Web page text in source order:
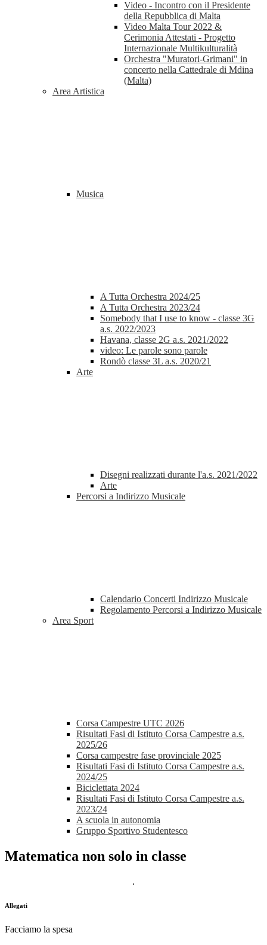
Video - Incontro con il Presidente
della Repubblica di Malta
Video Malta Tour 2022 &
Cerimonia Attestati - Progetto
Internazionale Multikulturalità
Orchestra "Muratori-Grimani" in
concerto nella Cattedrale di Mdina
(Malta)
Area Artistica
Musica
A Tutta Orchestra 2024/25
A Tutta Orchestra 2023/24
Somebody that I use to know - classe 3G
a.s. 2022/2023
Havana, classe 2G a.s. 2021/2022
video: Le parole sono parole
Rondò classe 3L a.s. 2020/21
Arte
Disegni realizzati durante l'a.s. 2021/2022
Arte
Percorsi a Indirizzo Musicale
Calendario Concerti Indirizzo Musicale
Regolamento Percorsi a Indirizzo Musicale
Area Sport
Corsa Campestre UTC 2026
Risultati Fasi di Istituto Corsa Campestre a.s.
2025/26
Corsa campestre fase provinciale 2025
Risultati Fasi di Istituto Corsa Campestre a.s.
2024/25
Biciclettata 2024
Risultati Fasi di Istituto Corsa Campestre a.s.
2023/24
A scuola in autonomia
Gruppo Sportivo Studentesco
Matematica non solo in classe
.
Allegati
Facciamo la spesa